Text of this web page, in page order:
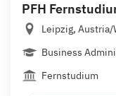
PFH
Leipzig,
Business
Fernstudium